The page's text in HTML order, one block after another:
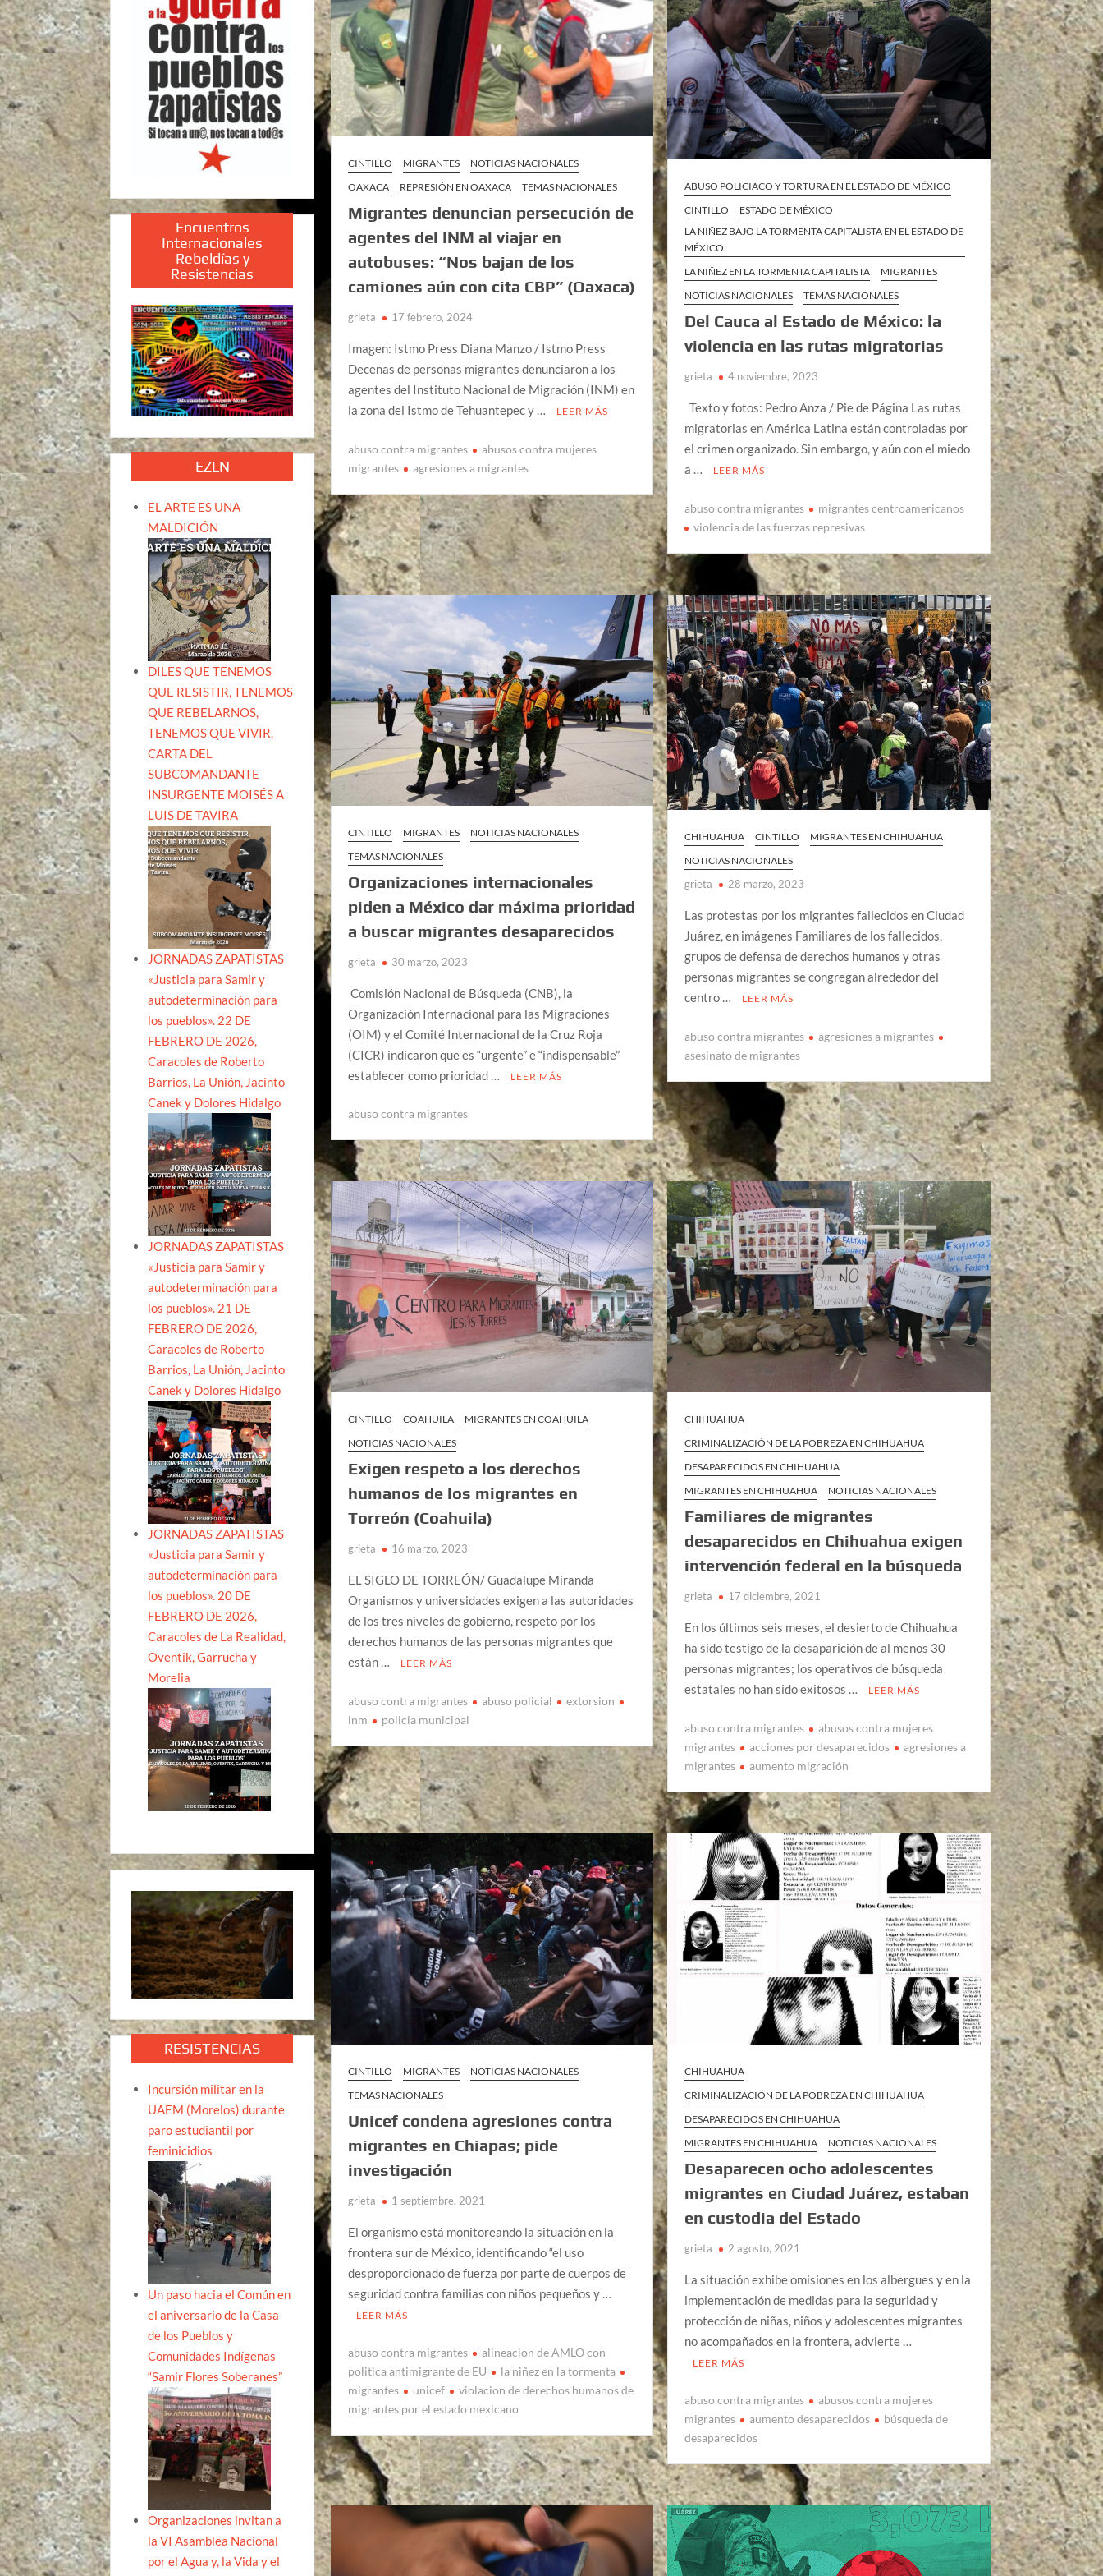
CINTILLO MIGRANTES
NOTICIAS NACIONALES
OAXACA
REPRESIÓN EN OAXACA TEMAS NACIONALES
Migrantes denuncian persecución de
agentes del INM al viajar en
autobuses: “Nos bajan de los
camiones aún con cita CBP” (Oaxaca)
grieta 17 febrero, 2024
Imagen: Istmo Press Diana Manzo / Istmo Press
Decenas de personas migrantes denunciaron a los
agentes del Instituto Nacional de Migración (INM) en
la zona del Istmo de Tehuantepec y …
LEER MÁS
abuso contra migrantes
abusos contra mujeres
migrantes
agresiones a migrantes
ABUSO POLICIACO Y TORTURA EN EL ESTADO DE MÉXICO
CINTILLO
ESTADO DE MÉXICO
LA NIÑEZ BAJO LA TORMENTA CAPITALISTA EN EL ESTADO DE
MÉXICO
LA NIÑEZ EN LA TORMENTA CAPITALISTA
MIGRANTES
NOTICIAS NACIONALES
TEMAS NACIONALES
Del Cauca al Estado de México: la
violencia en las rutas migratorias
grieta 4 noviembre, 2023
Texto y fotos: Pedro Anza / Pie de Página Las rutas
migratorias en América Latina están controladas por
el crimen organizado. Sin embargo, y aún con el miedo
a …
LEER MÁS
abuso contra migrantes
migrantes centroamericanos
violencia de las fuerzas represivas
CINTILLO MIGRANTES
NOTICIAS NACIONALES
TEMAS NACIONALES
Organizaciones internacionales
piden a México dar máxima prioridad
a buscar migrantes desaparecidos
grieta 30 marzo, 2023
Comisión Nacional de Búsqueda (CNB), la
Organización Internacional para las Migraciones
(OIM) y el Comité Internacional de la Cruz Roja
(CICR) indicaron que es “urgente” e “indispensable”
establecer como prioridad …
LEER MÁS
abuso contra migrantes
CHIHUAHUA CINTILLO
MIGRANTES EN CHIHUAHUA
NOTICIAS NACIONALES
grieta 28 marzo, 2023
Las protestas por los migrantes fallecidos en Ciudad
Juárez, en imágenes Familiares de los fallecidos,
grupos de defensa de derechos humanos y otras
personas migrantes se congregan alrededor del
centro …
LEER MÁS
abuso contra migrantes
agresiones a migrantes
asesinato de migrantes
CINTILLO COAHUILA
MIGRANTES EN COAHUILA
NOTICIAS NACIONALES
Exigen respeto a los derechos
humanos de los migrantes en
Torreón (Coahuila)
grieta 16 marzo, 2023
EL SIGLO DE TORREÓN/ Guadalupe Miranda
Organismos y universidades exigen a las autoridades
de los tres niveles de gobierno, respeto por los
derechos humanos de las personas migrantes que
están …
LEER MÁS
abuso contra migrantes abuso policial
extorsion
inm
policia municipal
CHIHUAHUA
CRIMINALIZACIÓN DE LA POBREZA EN CHIHUAHUA
DESAPARECIDOS EN CHIHUAHUA
MIGRANTES EN CHIHUAHUA
NOTICIAS NACIONALES
Familiares de migrantes
desaparecidos en Chihuahua exigen
intervención federal en la búsqueda
grieta 17 diciembre, 2021
En los últimos seis meses, el desierto de Chihuahua
ha sido testigo de la desaparición de al menos 30
personas migrantes; los operativos de búsqueda
estatales no han sido exitosos …
LEER MÁS
abuso contra migrantes
abusos contra mujeres
migrantes
acciones por desaparecidos
agresiones a
migrantes
aumento migración
CINTILLO MIGRANTES
NOTICIAS NACIONALES
TEMAS NACIONALES
Unicef condena agresiones contra
migrantes en Chiapas; pide
investigación
grieta 1 septiembre, 2021
El organismo está monitoreando la situación en la
frontera sur de México, identificando “el uso
desproporcionado de fuerza por parte de cuerpos de
seguridad contra familias con niños pequeños y …
LEER MÁS
abuso contra migrantes
alineacion de AMLO con
politica antimigrante de EU
la niñez en la tormenta
migrantes
unicef
violacion de derechos humanos de
migrantes por el estado mexicano
CHIHUAHUA
CRIMINALIZACIÓN DE LA POBREZA EN CHIHUAHUA
DESAPARECIDOS EN CHIHUAHUA
MIGRANTES EN CHIHUAHUA
NOTICIAS NACIONALES
Desaparecen ocho adolescentes
migrantes en Ciudad Juárez, estaban
en custodia del Estado
grieta 2 agosto, 2021
La situación exhibe omisiones en los albergues y en la
implementación de medidas para la seguridad y
protección de niñas, niños y adolescentes migrantes
no acompañados en la frontera, advierte …
LEER MÁS
abuso contra migrantes
abusos contra mujeres
migrantes
aumento desaparecidos
búsqueda de
desaparecidos
Encuentros
Internacionales
Rebeldías y
Resistencias
EZLN
EL ARTE ES UNA
MALDICIÓN
DILES QUE TENEMOS
QUE RESISTIR, TENEMOS
QUE REBELARNOS,
TENEMOS QUE VIVIR.
CARTA DEL
SUBCOMANDANTE
INSURGENTE MOISÉS A
LUIS DE TAVIRA
JORNADAS ZAPATISTAS
«Justicia para Samir y
autodeterminación para
los pueblos». 22 DE
FEBRERO DE 2026,
Caracoles de Roberto
Barrios, La Unión, Jacinto
Canek y Dolores Hidalgo
JORNADAS ZAPATISTAS
«Justicia para Samir y
autodeterminación para
los pueblos». 21 DE
FEBRERO DE 2026,
Caracoles de Roberto
Barrios, La Unión, Jacinto
Canek y Dolores Hidalgo
JORNADAS ZAPATISTAS
«Justicia para Samir y
autodeterminación para
los pueblos». 20 DE
FEBRERO DE 2026,
Caracoles de La Realidad,
Oventik, Garrucha y
Morelia
RESISTENCIAS
Incursión militar en la
UAEM (Morelos) durante
paro estudiantil por
feminicidios
Un paso hacia el Común en
el aniversario de la Casa
de los Pueblos y
Comunidades Indígenas
“Samir Flores Soberanes”
Organizaciones invitan a
la VI Asamblea Nacional
por el Agua y, la Vida y el